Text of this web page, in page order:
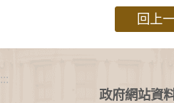
回上
:::
政府網站資